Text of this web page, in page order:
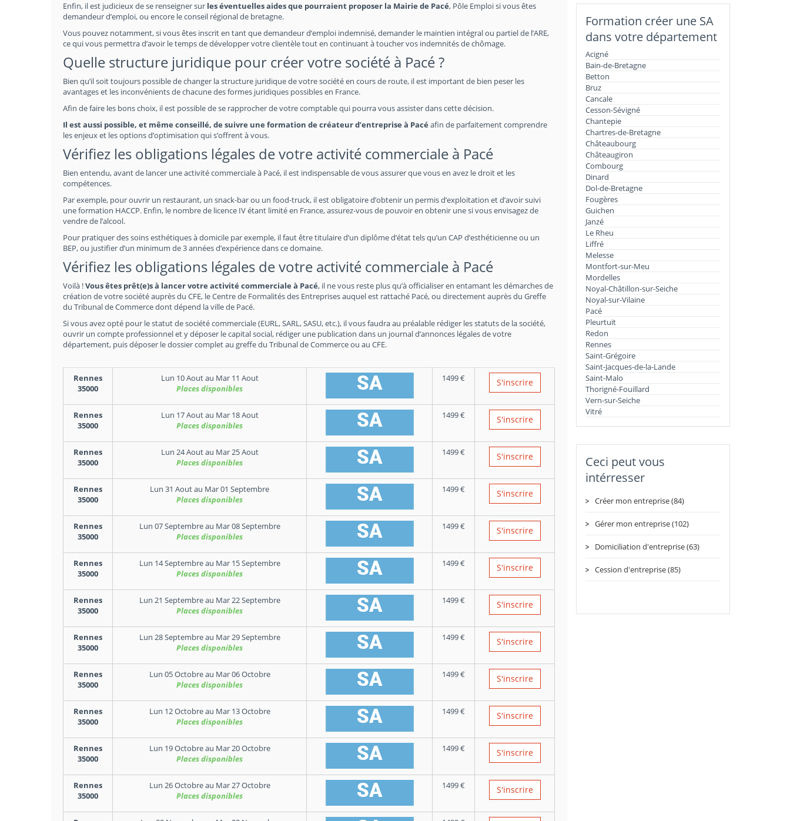
Enfin, il est judicieux de se renseigner sur les éventuelles aides que pourraient proposer la Mairie de Pacé, Pôle Emploi si vous êtes
demandeur d’emploi, ou encore le conseil régional de bretagne.
Vous pouvez notamment, si vous êtes inscrit en tant que demandeur d’emploi indemnisé, demander le maintien intégral ou partiel de l’ARE,
ce qui vous permettra d’avoir le temps de développer votre clientèle tout en continuant à toucher vos indemnités de chômage.
Quelle structure juridique pour créer votre société à Pacé ?
Bien qu’il soit toujours possible de changer la structure juridique de votre société en cours de route, il est important de bien peser les
avantages et les inconvénients de chacune des formes juridiques possibles en France.
Afin de faire les bons choix, il est possible de se rapprocher de votre comptable qui pourra vous assister dans cette décision.
Il est aussi possible, et même conseillé, de suivre une formation de créateur d’entreprise à Pacé afin de parfaitement comprendre
les enjeux et les options d’optimisation qui s’offrent à vous.
Vérifiez les obligations légales de votre activité commerciale à Pacé
Bien entendu, avant de lancer une activité commerciale à Pacé, il est indispensable de vous assurer que vous en avez le droit et les
compétences.
Par exemple, pour ouvrir un restaurant, un snack-bar ou un food-truck, il est obligatoire d’obtenir un permis d’exploitation et d’avoir suivi
une formation HACCP. Enfin, le nombre de licence IV étant limité en France, assurez-vous de pouvoir en obtenir une si vous envisagez de
vendre de l’alcool.
Pour pratiquer des soins esthétiques à domicile par exemple, il faut être titulaire d’un diplôme d’état tels qu’un CAP d’esthéticienne ou un
BEP, ou justifier d’un minimum de 3 années d’expérience dans ce domaine.
Vérifiez les obligations légales de votre activité commerciale à Pacé
Voilà !Vous êtes prêt(e)s à lancer votre activité commerciale à Pacé, il ne vous reste plus qu’à officialiser en entamant les démarches de
création de votre société auprès du CFE, le Centre de Formalités des Entreprises auquel est rattaché Pacé, ou directement auprès du Greffe
du Tribunal de Commerce dont dépend la ville de Pacé.
Si vous avez opté pour le statut de société commerciale (EURL, SARL, SASU, etc.), il vous faudra au préalable rédiger les statuts de la société,
ouvrir un compte professionnel et y déposer le capital social, rédiger une publication dans un journal d’annonces légales de votre
département, puis déposer le dossier complet au greffe du Tribunal de Commerce ou au CFE.
Rennes
35000
Lun 10 Aoutau Mar 11 Aout
Places disponibles
1499€ S'inscrire
Rennes
35000
Lun 17 Aoutau Mar 18 Aout
Places disponibles
1499€ S'inscrire
Rennes
35000
Lun 24 Aoutau Mar 25 Aout
Places disponibles
1499€ S'inscrire
Rennes
35000
Lun 31 Aoutau Mar 01 Septembre
Places disponibles
1499€ S'inscrire
Rennes
35000
Lun 07 Septembreau Mar 08 Septembre
Places disponibles
1499€ S'inscrire
Rennes
35000
Lun 14 Septembreau Mar 15 Septembre
Places disponibles
1499€ S'inscrire
Rennes
35000
Lun 21 Septembreau Mar 22 Septembre
Places disponibles
1499€ S'inscrire
Rennes
35000
Lun 28 Septembreau Mar 29 Septembre
Places disponibles
1499€ S'inscrire
Rennes
35000
Lun 05 Octobreau Mar 06 Octobre
Places disponibles
1499€ S'inscrire
Rennes
35000
Lun 12 Octobreau Mar 13 Octobre
Places disponibles
1499€ S'inscrire
Rennes
35000
Lun 19 Octobreau Mar 20 Octobre
Places disponibles
1499€ S'inscrire
Rennes
35000
Lun 26 Octobreau Mar 27 Octobre
Places disponibles
1499€ S'inscrire
Formation créer une SA
dans votre département
Acigné
Bain-de-Bretagne
Betton
Bruz
Cancale
Cesson-Sévigné
Chantepie
Chartres-de-Bretagne
Châteaubourg
Châteaugiron
Combourg
Dinard
Dol-de-Bretagne
Fougères
Guichen
Janzé
Le Rheu
Liffré
Melesse
Montfort-sur-Meu
Mordelles
Noyal-Châtillon-sur-Seiche
Noyal-sur-Vilaine
Pacé
Pleurtuit
Redon
Rennes
Saint-Grégoire
Saint-Jacques-de-la-Lande
Saint-Malo
Thorigné-Fouillard
Vern-sur-Seiche
Vitré
Ceci peut vous
intérresser
Créer mon entreprise (84)
Gérer mon entreprise (102)
Domiciliation d'entreprise (63)
Cession d'entreprise (85)